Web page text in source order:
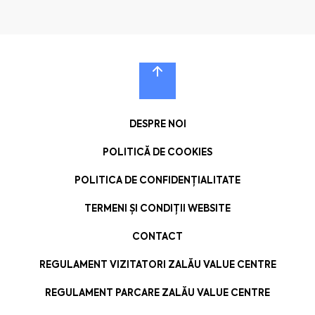
DESPRE NOI
POLITICĂ DE COOKIES
POLITICA DE CONFIDENȚIALITATE
TERMENI ȘI CONDIȚII WEBSITE
CONTACT
REGULAMENT VIZITATORI ZALĂU VALUE CENTRE
REGULAMENT PARCARE ZALĂU VALUE CENTRE